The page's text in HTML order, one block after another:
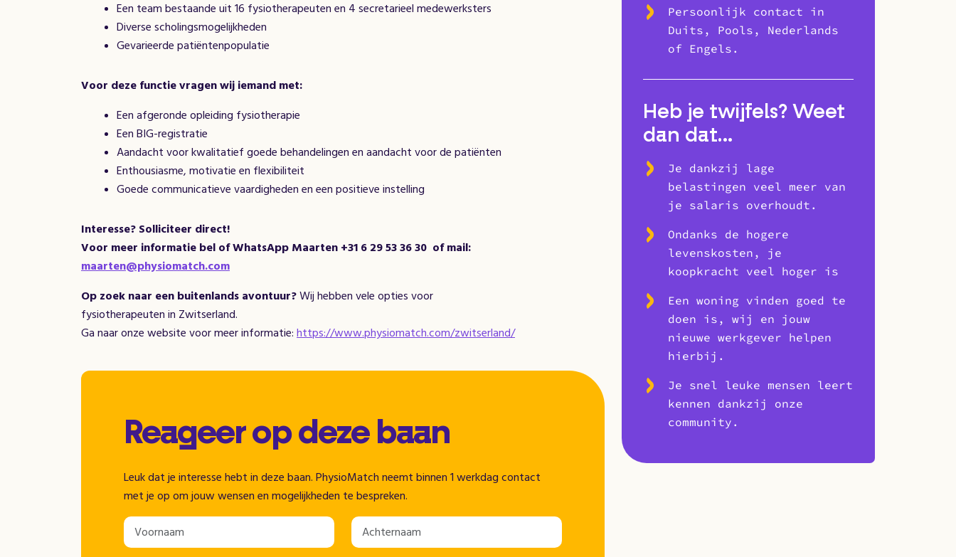
Een team bestaande uit 16 fysiotherapeuten en 4 secretarieel medewerksters
Diverse scholingsmogelijkheden
Gevarieerde patiëntenpopulatie
Voor deze functie vragen wij iemand met:
Een afgeronde opleiding fysiotherapie
Een BIG-registratie
Aandacht voor kwalitatief goede behandelingen en aandacht voor de patiënten
Enthousiasme, motivatie en flexibiliteit
Goede communicatieve vaardigheden en een positieve instelling
Interesse? Solliciteer direct!
Voor meer informatie bel ofWhatsApp Maarten +31 6 29 53 36 30 of mail:
maarten@physiomatch.com
Op zoek naar een buitenlands avontuur?Wij hebben vele opties voor
fysiotherapeuten in Zwitserland.
Ga naar onze website voor meer informatie: https://www.physiomatch.com/zwitserland/
Reageer op deze baan
Leuk dat je interesse hebt in deze baan. PhysioMatch neemt binnen 1 werkdag contact
met je op om jouw wensen en mogelijkheden te bespreken.
Persoonlijk contact in
Duits, Pools, Nederlands
of Engels.
Heb je twijfels? Weet
dan dat…
Je dankzij lage
belastingen veel meer van
je salaris overhoudt.
Ondanks de hogere
levenskosten, je
koopkracht veel hoger is
Een woning vinden goed te
doen is, wij en jouw
nieuwe werkgever helpen
hierbij.
Je snel leuke mensen leert
kennen dankzij onze
community.